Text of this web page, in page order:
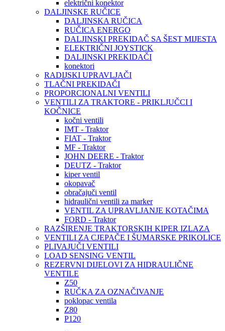
električni konektor
DALJINSKE RUČICE
DALJINSKA RUČICA
RUČICA ENERGO
DALJINSKI PREKIDAČ SA ŠEST MIJESTA
ELEKTRIČNI JOYSTICK
DALJINSKI PREKIDAČI
konektori
RADIJSKI UPRAVLJAČI
TLAČNI PREKIDAČI
PROPORCIONALNI VENTILI
VENTILI ZA TRAKTORE - PRIKLJUČCI I
KOČNICE
kočni ventili
IMT - Traktor
FIAT - Traktor
MF - Traktor
JOHN DEERE - Traktor
DEUTZ - Traktor
kiper ventil
okopavač
obračajuči ventil
hidraulični ventili za marker
VENTIL ZA UPRAVLJANJE KOTAČIMA
FORD - Traktor
RAZŠIRENJE TRAKTORSKIH KIPER IZLAZA
VENTILI ZA CJEPAČE I ŠUMARSKE PRIKOLICE
PLIVAJUČI VENTILI
LOAD SENSING VENTIL
REZERVNI DIJELOVI ZA HIDRAULIČNE
VENTILE
Z50
RUČKA ZA OZNAČIVANJE
poklopac ventila
Z80
P120